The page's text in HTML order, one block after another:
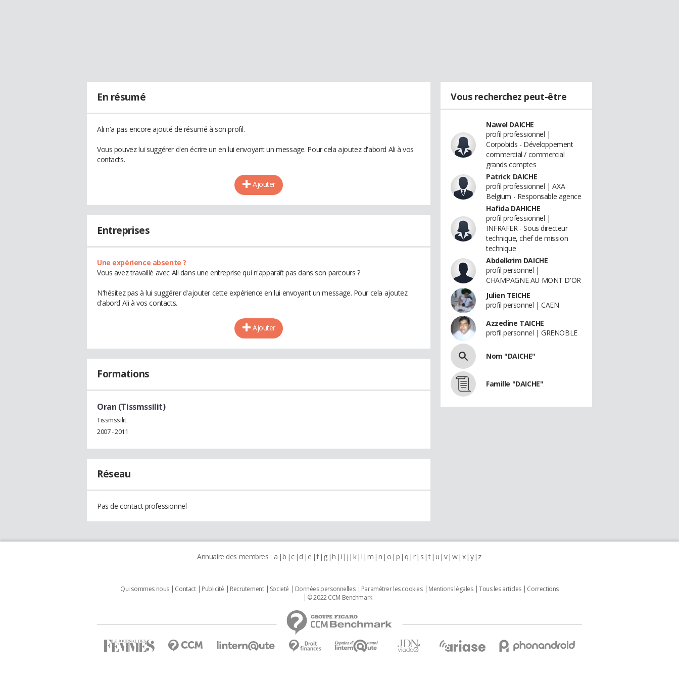
En résumé
Ali n'a pas encore ajouté de résumé à son profil.
Vous pouvez lui suggérer d'en écrire un en lui envoyant un message. Pour cela ajoutez d'abord Ali à vos
contacts.
Ajouter
Entreprises
Une expérience absente ?
Vous avez travaillé avec Ali dans une entreprise qui n'apparaît pas dans son parcours ?
N'hésitez pas à lui suggérer d'ajouter cette expérience en lui envoyant un message. Pour cela ajoutez
d'abord Ali à vos contacts.
Ajouter
Formations
Oran (Tissmssilit)
Tissmssilit
2007 - 2011
Réseau
Pas de contact professionnel
Vous recherchez peut-être
Nawel DAICHE
profil professionnel |
Corpobids - Développement
commercial / commercial
grands comptes
Patrick DAICHE
profil professionnel | AXA
Belgium - Responsable agence
Hafida DAHICHE
profil professionnel |
INFRAFER - Sous directeur
technique, chef de mission
technique
Abdelkrim DAICHE
profil personnel |
CHAMPAGNE AU MONT D'OR
Julien TEICHE
profil personnel | CAEN
Azzedine TAICHE
profil personnel | GRENOBLE
Nom "DAICHE"
Famille "DAICHE"
Annuaire des membres : a b c d e f g h i j k l m n o p q r s t u v w x y z
Qui sommes nous Contact Publicité Recrutement Societé Données personnelles Paramétrer les cookies Mentions légales Tous les articles
Corrections
© 2022 CCM Benchmark